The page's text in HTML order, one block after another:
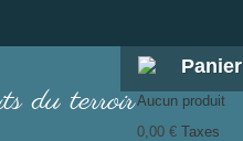
du terroir
Panier
Aucun produit
0,00 € Taxes